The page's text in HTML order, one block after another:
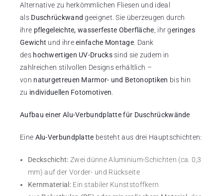
Alternative zu herkömmlichen Fliesen und ideal
als Duschrückwand geeignet. Sie überzeugen durch
ihre pflegeleichte, wasserfeste Oberfläche , ihr geringes
Gewicht und ihreeinfache Montage. Dank
des hochwertigen UV-Druckssind sie zudem in
zahlreichen stilvollen Designs erhältlich –
von naturgetreuen Marmor- und Betonoptiken bis hin
zu individuellen Fotomotiven
Aufbau einer Alu-Verbundplatte für Duschrückwände
Eine Alu-Verbundplatte besteht aus drei Hauptschichten:
Deckschicht: Zwei dünne Aluminium-Schichten (ca. 0,3
mm) auf der Vorder- und Rückseite
Kernmaterial:Ein stabiler Kunststoffkern